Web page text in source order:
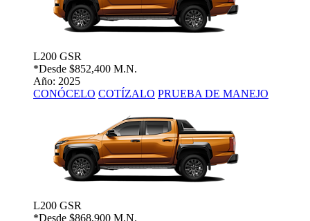
L200 GSR
*Desde $852,400 M.N.
Año: 2025
CONÓCELO COTÍZALO PRUEBA DE MANEJO
L200 GSR
*Desde $868,900 M.N.